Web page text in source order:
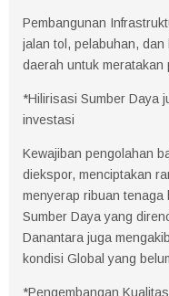
Pembangunan
jalan tol, pelabuhan,
daerah untuk
*Hilirisasi Sumber Daya
investasi
Kewajiban pengolahan
diekspor, menciptakan
menyerap ribuan tenaga
Sumber Daya yang
Danantara juga
kondisi Global yang
*Pengembangan